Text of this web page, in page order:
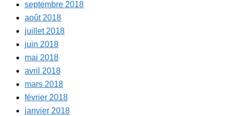
septembre 2018
août 2018
juillet 2018
juin 2018
mai 2018
avril 2018
mars 2018
février 2018
janvier 2018